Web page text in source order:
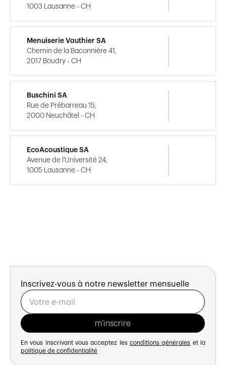
1003 Lausanne - CH
Menuiserie Vauthier SA
Chemin de la Baconnière 41,
2017 Boudry - CH
Buschini SA
Rue de Prébarreau 15,
2000 Neuchâtel - CH
EcoAcoustique SA
Avenue de l'Université 24,
1005 Lausanne - CH
Inscrivez-vous à notre newsletter mensuelle
En vous inscrivant vous acceptez les conditions générales et la
politique de confidentialité